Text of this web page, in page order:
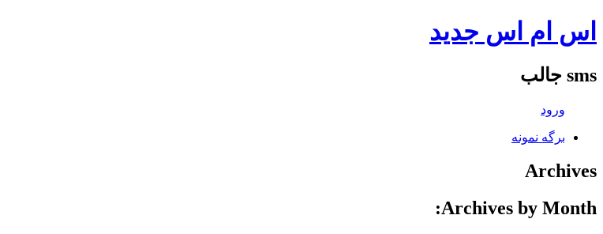
اس ام اس جدید
sms جالب
ورود
برگه نمونه
Archives
Archives by Month: